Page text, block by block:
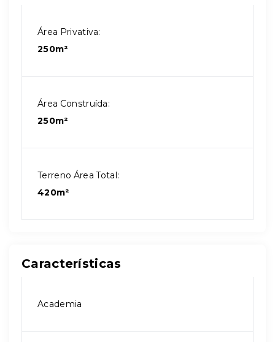
Área Privativa:
250m²
Área Construída:
250m²
Terreno Área Total:
420m²
Características
Academia